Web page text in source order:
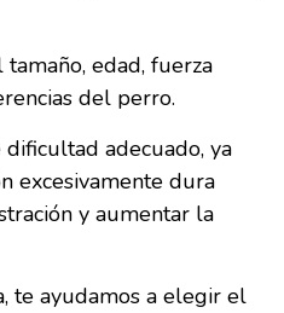
edad, fuerza
del perro.
adecuado, ya
excesivamente dura
y aumentar la
te ayudamos a elegir el